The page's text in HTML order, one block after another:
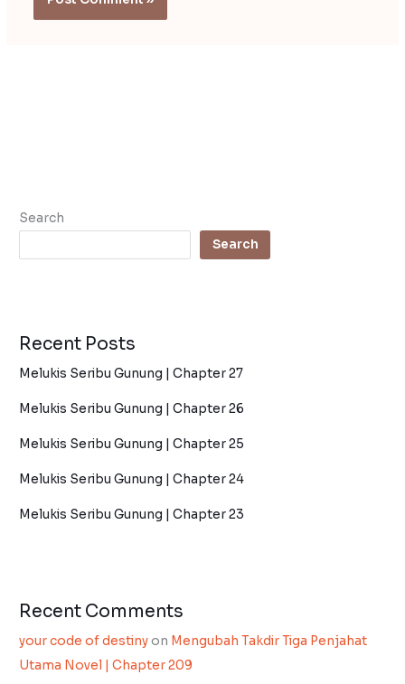
Search
Search
Recent Posts
Melukis Seribu Gunung | Chapter 27
Melukis Seribu Gunung | Chapter 26
Melukis Seribu Gunung | Chapter 25
Melukis Seribu Gunung | Chapter 24
Melukis Seribu Gunung | Chapter 23
Recent Comments
your code of destinyon Mengubah Takdir Tiga Penjahat
Utama Novel | Chapter 209